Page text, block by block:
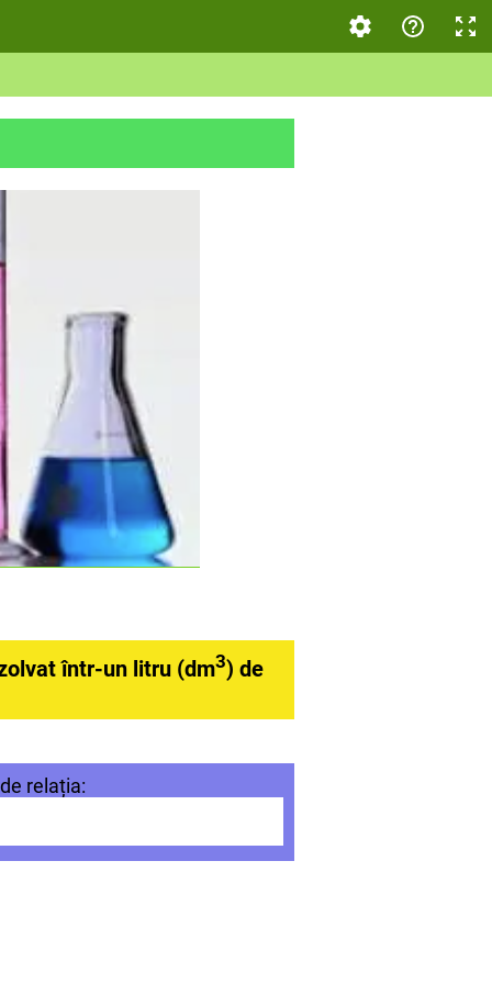
într-un litru (dm3) de
relația: